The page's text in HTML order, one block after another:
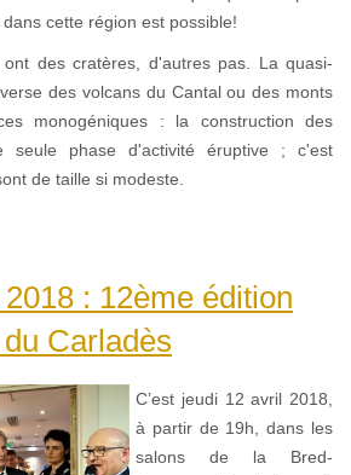
cette région est possible!
des cratères, d'autres pas. La quasi-
des volcans du Cantal ou des monts
monogéniques : la construction des
seule phase d'activité éruptive ; c'est
de taille si modeste.
: 12ème édition
du Carladès
C’est jeudi 12 avril 2018,
à partir de 19h, dans les
salons de la Bred-